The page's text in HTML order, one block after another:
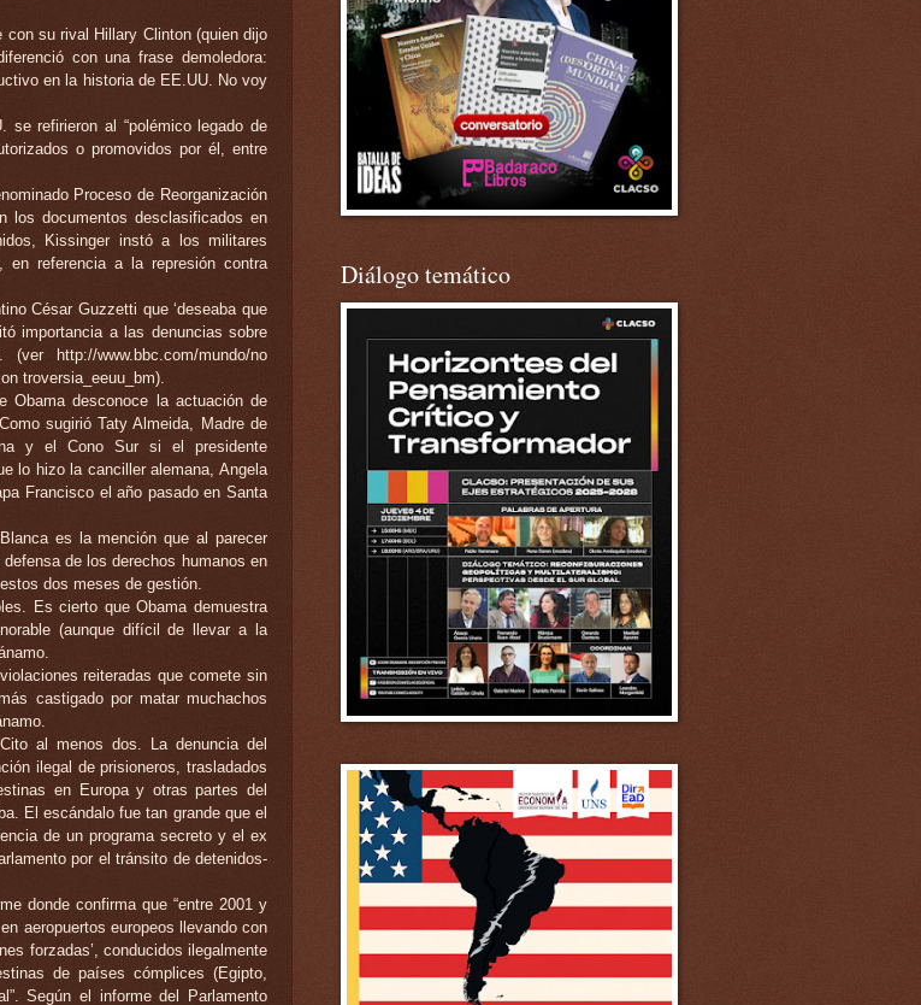
con su rival Hillary Clinton (quien dijo
con una frase demoledora:
en la historia de EE.UU. No voy
se refirieron al “polémico legado de
o promovidos por él, entre
Proceso de Reorganización
los documentos desclasificados en
Kissinger instó a los militares
en referencia a la represión contra
César Guzzetti que ‘deseaba que
importancia a las denuncias sobre
http://www.bbc.com/mundo/no
troversia_eeuu_bm).
Obama desconoce la actuación de
sugirió Taty Almeida, Madre de
y el Cono Sur si el presidente
lo hizo la canciller alemana, Angela
Francisco el año pasado en Santa
es la mención que al parecer
de los derechos humanos en
dos meses de gestión.
Es cierto que Obama demuestra
(aunque difícil de llevar a la
reiteradas que comete sin
castigado por matar muchachos
al menos dos. La denuncia del
ilegal de prisioneros, trasladados
en Europa y otras partes del
El escándalo fue tan grande que el
de un programa secreto y el ex
por el tránsito de detenidos-
donde confirma que “entre 2001 y
aeropuertos europeos llevando con
forzadas’, conducidos ilegalmente
de países cómplices (Egipto,
Según el informe del Parlamento
Diálogo temático